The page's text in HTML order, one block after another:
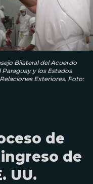
Bilateral del Acuerdo
y los Estados
Exteriores. Foto:
de
de
UU.